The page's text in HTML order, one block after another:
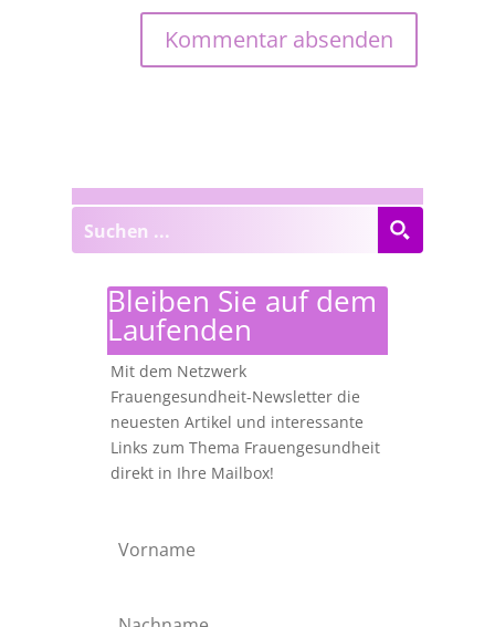
Bleiben Sie auf dem
Laufenden
Mit dem Netzwerk
Frauengesundheit-Newsletter die
neuesten Artikel und interessante
Links zum Thema Frauengesundheit
direkt in Ihre Mailbox!